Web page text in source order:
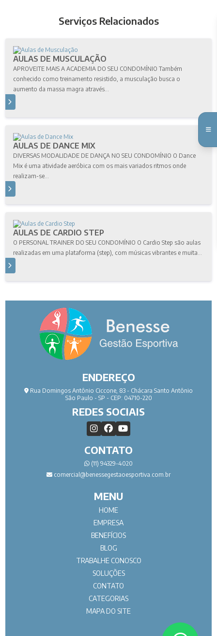
Serviços Relacionados
AULAS DE MUSCULAÇÃO
APROVEITE MAIS A ACADEMIA DO SEU CONDOMÍNIO Também
conhecido como treinamento resistido, a musculação busca o
aumento da massa magra através...
AULAS DE DANCE MIX
DIVERSAS MODALIDADE DE DANÇA NO SEU CONDOMÍNIO O Dance
Mix é uma atividade aeróbica com os mais variados ritmos onde
realizam-se...
AULAS DE CARDIO STEP
O PERSONAL TRAINER DO SEU CONDOMÍNIO O Cardio Step são aulas
realizadas em uma plataforma (step), com músicas vibrantes e muita...
ENDEREÇO
Rua Domingos Antônio Ciccone, 83 - Chácara Santo Antônio
São Paulo - SP - CEP: 04710-220
REDES SOCIAIS
CONTATO
(11) 94329-4020
comercial@benessegestaoesportiva.com.br
MENU
HOME
EMPRESA
BENEFÍCIOS
BLOG
TRABALHE CONOSCO
SOLUÇÕES
CONTATO
CATEGORIAS
MAPA DO SITE